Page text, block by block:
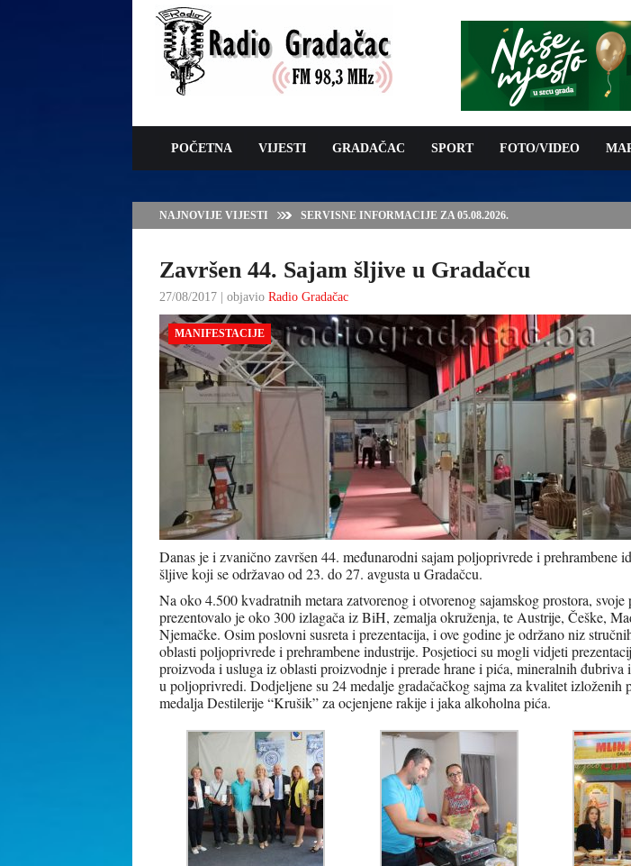
POČETNA VIJESTI GRADAČAC SPORT FOTO/VIDEO
NAJNOVIJE VIJESTI
JAVNI POZIV ZA PODNOŠENJE ZAHTJEVA ZA OSTVARIVANJE
SUFINANSIRANJE TROŠKOVA PROVOĐENJA PROGRAMA
Završen 44. Sajam šljive u Gradačcu
27/08/2017 | objavio Radio Gradačac
MANIFESTACIJE
Danas je i zvanično završen 44. međunarodni sajam poljoprivrede i prehrambene
šljive koji se održavao od 23. do 27. avgusta u Gradačcu.
Na oko 4.500 kvadratnih metara zatvorenog i otvorenog sajamskog prostora,
prezentovalo je oko 300 izlagača iz BiH, zemalja okruženja, te Austrije, Češke,
Njemačke. Osim poslovni susreta i prezentacija, i ove godine je održano niz
oblasti poljoprivrede i prehrambene industrije. Posjetioci su mogli vidjeti
proizvoda i usluga iz oblasti proizvodnje i prerade hrane i pića, mineralnih đubriva
u poljoprivredi. Dodjeljene su 24 medalje gradačačkog sajma za kvalitet izloženih
medalja Destilerije “Krušik” za ocjenjene rakije i jaka alkoholna pića.